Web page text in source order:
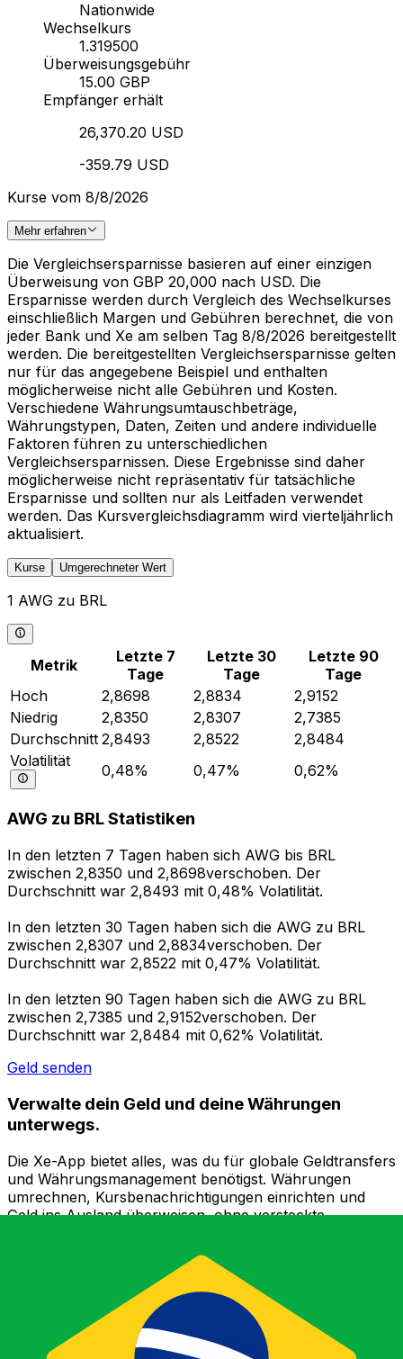
Nationwide
Wechselkurs
1.319500
Überweisungsgebühr
15.00 GBP
Empfänger erhält
26,370.20 USD
-359.79 USD
Kurse vom 8/8/2026
Mehr erfahren
Die Vergleichsersparnisse basieren auf einer einzigen
Überweisung von GBP 20,000 nach USD. Die
Ersparnisse werden durch Vergleich des Wechselkurses
einschließlich Margen und Gebühren berechnet, die von
jeder Bank und Xe am selben Tag 8/8/2026 bereitgestellt
werden. Die bereitgestellten Vergleichsersparnisse gelten
nur für das angegebene Beispiel und enthalten
möglicherweise nicht alle Gebühren und Kosten.
Verschiedene Währungsumtauschbeträge,
Währungstypen, Daten, Zeiten und andere individuelle
Faktoren führen zu unterschiedlichen
Vergleichsersparnissen. Diese Ergebnisse sind daher
möglicherweise nicht repräsentativ für tatsächliche
Ersparnisse und sollten nur als Leitfaden verwendet
werden. Das Kursvergleichsdiagramm wird vierteljährlich
aktualisiert.
Kurse Umgerechneter Wert
1 AWG zu BRL
Metrik
Letzte 7
Tage
Letzte 30
Tage
Letzte 90
Tage
Hoch
2,8698 2,8834
2,9152
Niedrig
2,8350 2,8307
2,7385
Durchschnitt 2,8493 2,8522
2,8484
Volatilität
0,48% 0,47% 0,62%
AWG zu BRL Statistiken
In den letzten 7 Tagen haben sich AWG bis BRL
zwischen 2,8350 und 2,8698verschoben. Der
Durchschnitt war 2,8493 mit 0,48% Volatilität.
In den letzten 30 Tagen haben sich die AWG zu BRL
zwischen 2,8307 und 2,8834verschoben. Der
Durchschnitt war 2,8522 mit 0,47% Volatilität.
In den letzten 90 Tagen haben sich die AWG zu BRL
zwischen 2,7385 und 2,9152verschoben. Der
Durchschnitt war 2,8484 mit 0,62% Volatilität.
Geld senden
Verwalte dein Geld und deine Währungen
unterwegs.
Die Xe-App bietet alles, was du für globale Geldtransfers
und Währungsmanagement benötigst. Währungen
umrechnen, Kursbenachrichtigungen einrichten und
Geld ins Ausland überweisen, ohne versteckte